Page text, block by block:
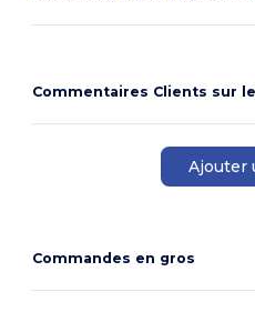
Commentaires Clients sur
Ajouter
Commandes en gros